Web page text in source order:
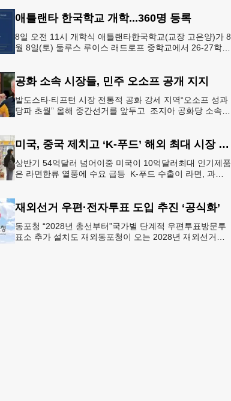
애틀랜타 한국학교 개학...360명 등록
8일 오전 11시 개학식 애틀랜타한국학교(교장 고은양)가 8
월 8일(토) 둘루스 루이스 래드로프 중학교에서 26-27학년
공화 소속 시장들, 민주 오소프 공개 지지
발도스타∙티프턴 시장 전통적 공화 강세 지역“오소프 성과
당파 초월” 올해 중간선거를 앞두고 조지아 공화당 소속
미국, 중국 제치고 ‘K-푸드’ 해외 최대 시장 부상
상반기 54억달러 넘어이중 미국이 10억달러최대 인기제품
은 라면한류 열풍에 수요 급등 K-푸드 수출이 라면, 과자,
재외선거 우편·전자투표 도입 추진 ‘공식화’
동포청 “2028년 총선부터”국가별 단계적 우편투표방문투
표소 추가 설치도 재외동포청이 오는 2028년 재외선거부